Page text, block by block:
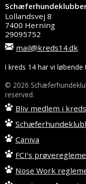
Lollandsvej 8
7400 Herning
29095752
mail@kreds14.dk
I kreds 14 har vi løbende
© 2026
reserved.
Bliv medlem i
Caniva
FCI’s
Nose Work